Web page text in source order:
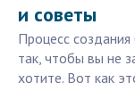
и советы
Процесс
так, чтобы вы не
хотите. Вот как